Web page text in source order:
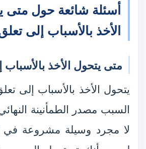
أسئلة شائعة حول متى
الأخذ بالأسباب إلى
متى يتحول الأخذ بالأسباب
يتحول الأخذ بالأسباب إلى
السبب مصدر الطمأنينة
لا مجرد وسيلة مشروعة في